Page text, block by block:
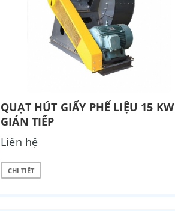
QUẠT HÚT GIẤY PHẾ LIỆU 15 KW
GIÁN TIẾP
Liên hệ
CHI TIẾT